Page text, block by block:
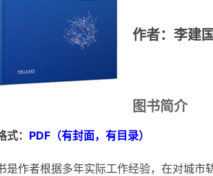
作者：李建
图书简介
式： PDF（有封面，有目录）
是作者根据多年实际工作经验，在对城市